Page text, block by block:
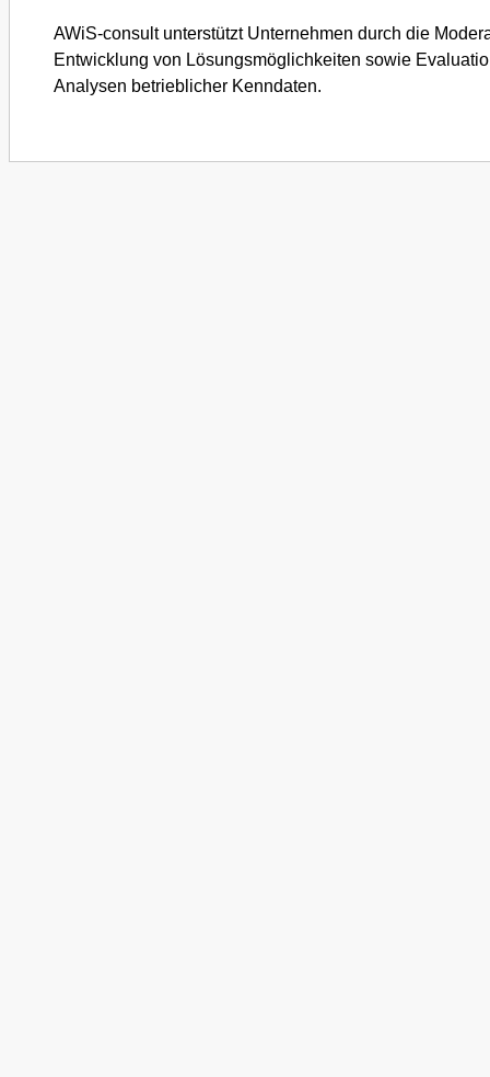
AWiS-consult unterstützt Unternehmen durch die
Entwicklung von Lösungsmöglichkeiten sowie
Analysen betrieblicher Kenndaten.